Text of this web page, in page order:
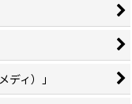
ィ）」